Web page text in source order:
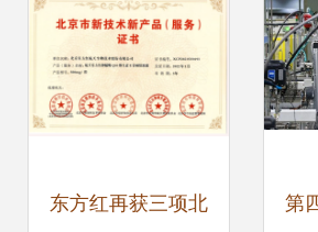
东方红再获三项北 第